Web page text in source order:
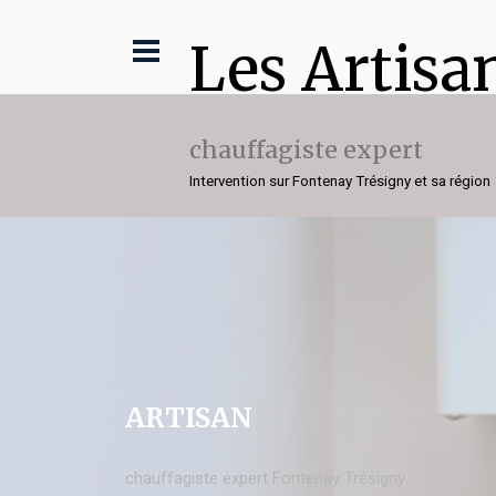
Les
chauffagiste expert
Intervention sur Fontenay Trésigny et sa région
ARTISAN
chauffagiste expert Fontenay Trésigny